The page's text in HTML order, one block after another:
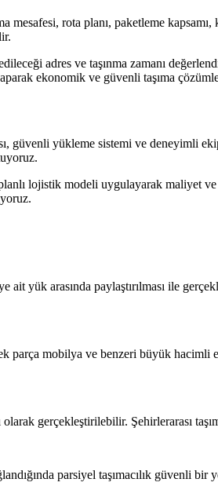
mesafesi, rota planı, paketleme
adres ve taşınma zamanı
ekonomik ve güvenli taşıma
güvenli yükleme sistemi ve deneyimli
lojistik modeli uygulayarak maliyet
ait yük arasında paylaştırılması ile
parça mobilya ve benzeri büyük
olarak gerçekleştirilebilir. Şehirlerarası
parsiyel taşımacılık güvenli